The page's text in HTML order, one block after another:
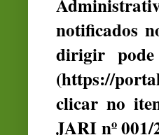
notificados
dirigir
(https://
clicar no
JARI nº